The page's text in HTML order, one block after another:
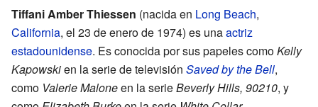
Tiffani Amber Thiessen (nacida en Long Beach,
California, el 23 de enero de 1974) es unaactriz
estadounidense. Es conocida por sus papeles comoKelly
Kapowskien la serie de televisión Saved by the Bell,
como Valerie Maloneen la serieBeverly Hills, 90210, y